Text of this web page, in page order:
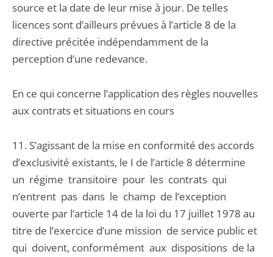
source et la date de leur mise à jour. De telles
licences sont d’ailleurs prévues à l’article 8 de la
directive précitée indépendamment de la
perception d’une redevance.
En ce qui concerne l’application des règles nouvelles
aux contrats et situations en cours
11. S’agissant de la mise en conformité des accords
d’exclusivité existants, le I de l’article 8 détermine
un régime transitoire pour les contrats qui
n’entrent pas dans le champ de l’exception
ouverte par l’article 14 de la loi du 17 juillet 1978 au
titre de l’exercice d’une mission de service public et
qui doivent, conformément aux dispositions de la